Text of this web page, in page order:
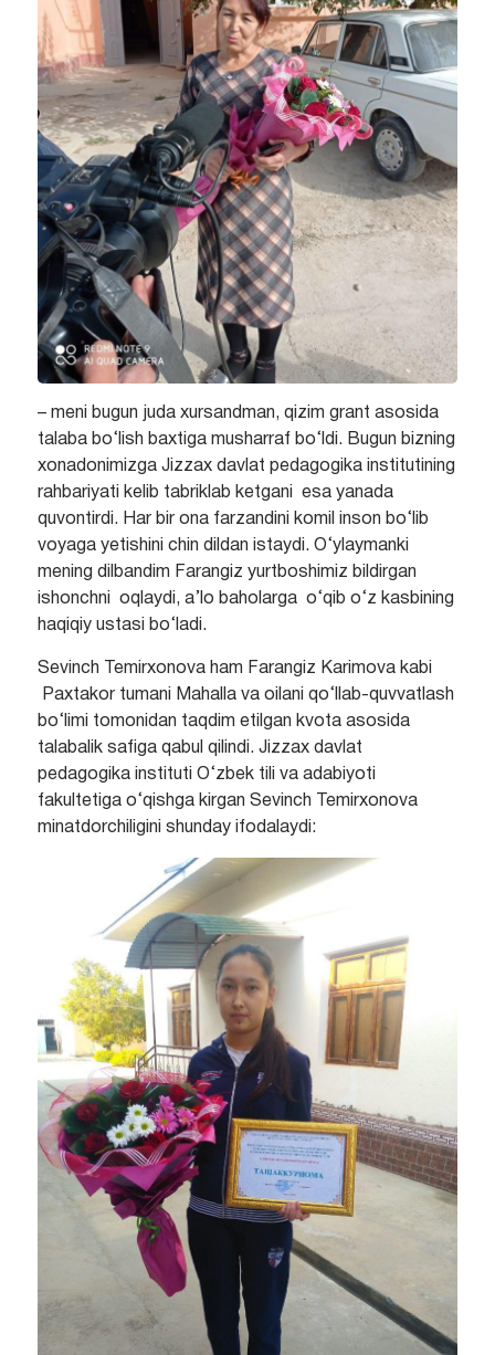
– meni bugun juda xursandman, qizim grant asosida
talaba bo‘lish baxtiga musharraf bo‘ldi. Bugun bizning
xonadonimizga Jizzax davlat pedagogika institutining
rahbariyati kelib tabriklab ketgani esa yanada
quvontirdi. Har bir ona farzandini komil inson bo‘lib
voyaga yetishini chin dildan istaydi. O‘ylaymanki
mening dilbandim Farangiz yurtboshimiz bildirgan
ishonchni oqlaydi, a’lo baholarga o‘qib o‘z kasbining
haqiqiy ustasi bo‘ladi.
Sevinch Temirxonova ham Farangiz Karimova kabi
Paxtakor tumani Mahalla va oilani qo‘llab-quvvatlash
bo‘limi tomonidan taqdim etilgan kvota asosida
talabalik safiga qabul qilindi. Jizzax davlat
pedagogika instituti O‘zbek tili va adabiyoti
fakultetiga o‘qishga kirgan Sevinch Temirxonova
minatdorchiligini shunday ifodalaydi: